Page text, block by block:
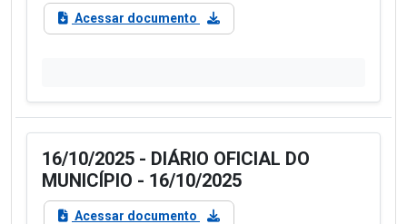
Acessar documento
16/10/2025 - DIÁRIO OFICIAL DO
MUNICÍPIO - 16/10/2025
Acessar documento